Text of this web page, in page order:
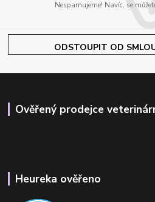
Nespamujeme! Navíc, se
ODSTOUPIT OD
Ověřený prodejce
Heureka ověřeno